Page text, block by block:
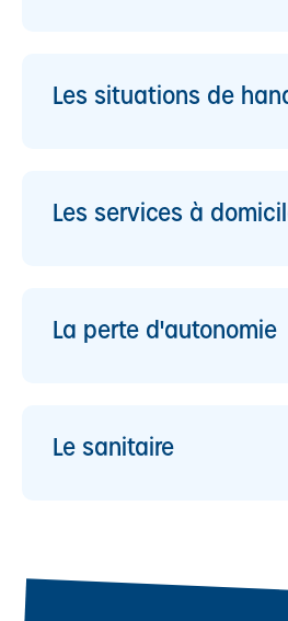
Les situations de
Les services à
La perte d'autonomie​
Le sanitaire​